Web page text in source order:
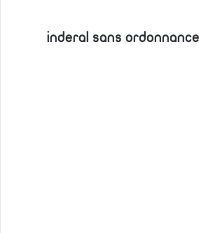
inderal sans